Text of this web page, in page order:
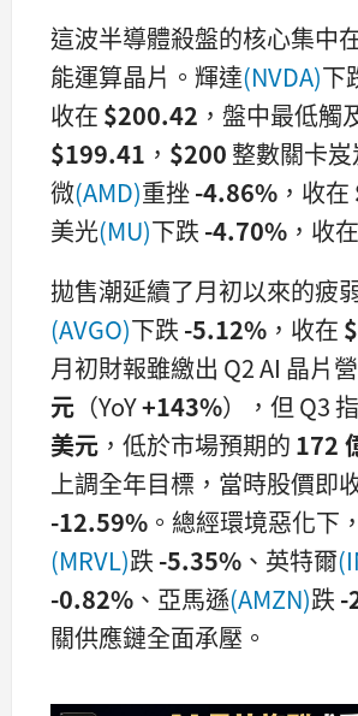
這波半導體殺盤的核心集中
能運算晶片。輝達(NVDA)下
收在 $200.42 ，盤中最低觸
$199.41 ， $200 整數關卡
微(AMD)重挫-4.86% ，收在
美光(MU)下跌 -4.70% ，收在
拋售潮延續了月初以來的疲
(AVGO)下跌 -5.12% ，收在
月初財報雖繳出 Q2 AI 晶片
元 （YoY+143%），但 Q3
美元 ，低於市場預期的 172
上調全年目標，當時股價即
-12.59% 。總經環境惡化下
(MRVL)跌 -5.35% 、英特爾
-0.82% 、亞馬遜(AMZN)跌 -
關供應鏈全面承壓。